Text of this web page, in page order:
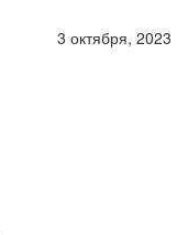
3 октября, 2023